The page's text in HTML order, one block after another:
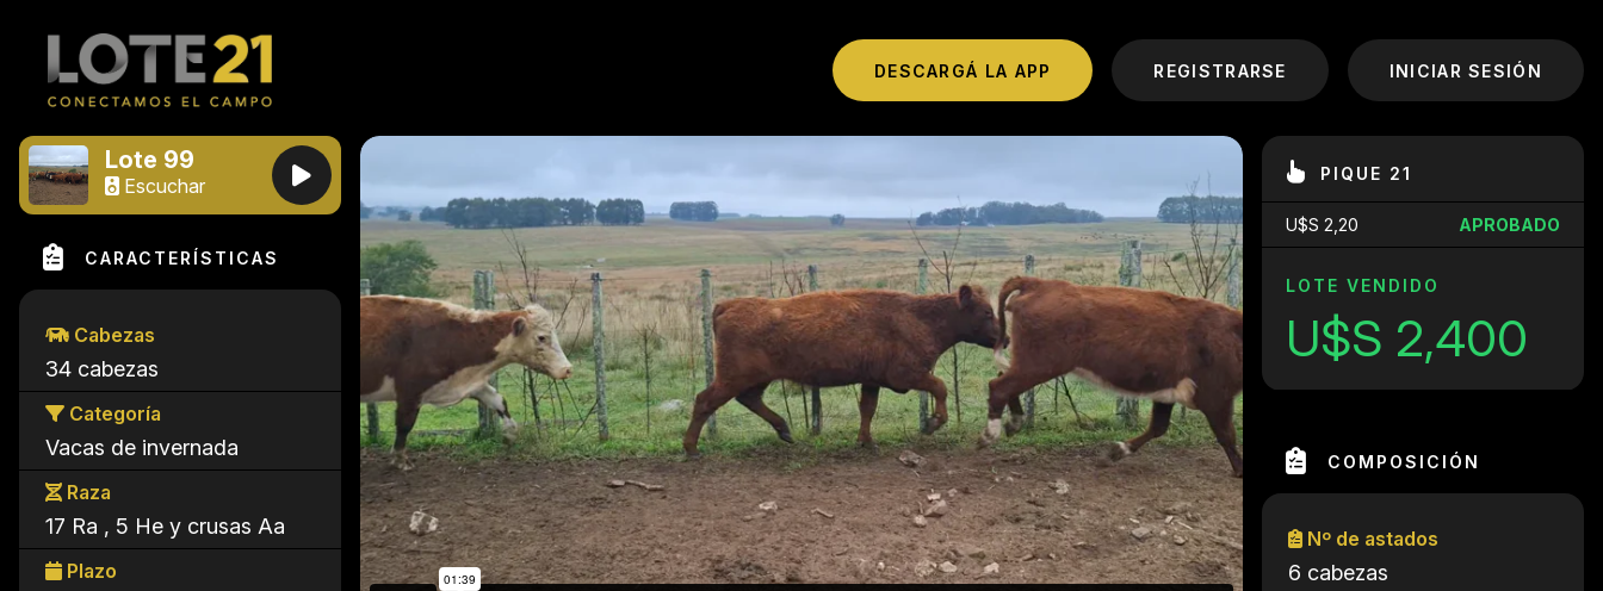
Lote 99
Escuchar
CARACTERÍSTICAS
Cabezas
34 cabezas
Categoría
Vacas de invernada
Raza
17 Ra , 5 He y crusas Aa
Plazo
DESCARGÁ LA APP REGISTRARSE INICIAR SESIÓN
PIQUE 21
U$S 2,20 APROBADO
LOTE VENDIDO
U$S 2,400
COMPOSICIÓN
Nº de astados
6 cabezas